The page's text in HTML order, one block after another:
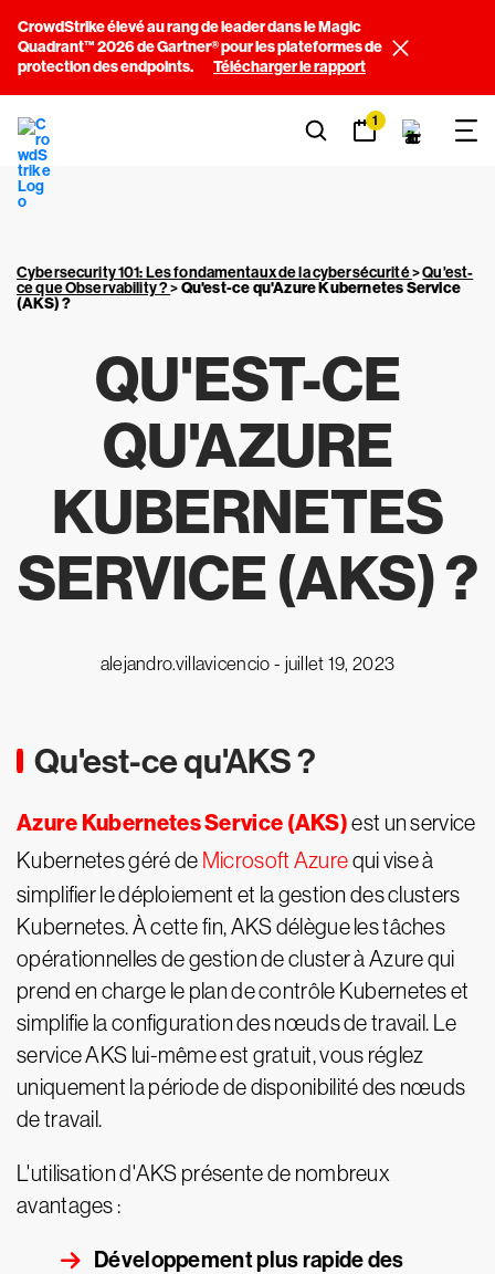
CrowdStrike élevé au rang de leader dans le Magic
Quadrant™ 2026 de Gartner® pour les plateformes de
protection des endpoints.
Télécharger le rapport
1
Cybersecurity 101: Les fondamentaux de la cybersécurité>Qu'est-
ce que Observability ?>Qu'est-ce qu'Azure Kubernetes Service
(AKS) ?
QU'EST-CE
QU'AZURE
KUBERNETES
SERVICE (AKS) ?
alejandro.villavicencio - juillet 19, 2023
Qu'est-ce qu'AKS ?
Azure Kubernetes Service (AKS)est un service
Kubernetes géré de Microsoft Azurequi vise à
simplifier le déploiement et la gestion des clusters
Kubernetes. À cette fin, AKS délègue les tâches
opérationnelles de gestion de cluster à Azure qui
prend en charge le plan de contrôle Kubernetes et
simplifie la configuration des nœuds de travail. Le
service AKS lui-même est gratuit, vous réglez
uniquement la période de disponibilité des nœuds
de travail.
L'utilisation d'AKS présente de nombreux
avantages :
Développement plus rapide des